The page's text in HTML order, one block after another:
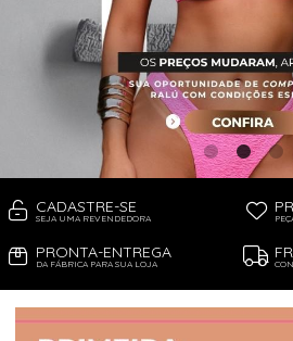
PIJAMA FEMININO
PIJAMA INFANTIL
PIJAMA MASCULINO
RASTEIRAS E PAPETES
ROUPÃO
SAÍDAS DE PRAIA
SANDÁLIAS
SHORTS E SAIAS
TÊNIS
TOP DE BIQUÍNI
TRICOTS
VESTIDOS
CADASTRE-SE
SEJA UMA REVENDEDORA
PRONTA-ENTREGA
DA FÁBRICA PARA SUA LOJA